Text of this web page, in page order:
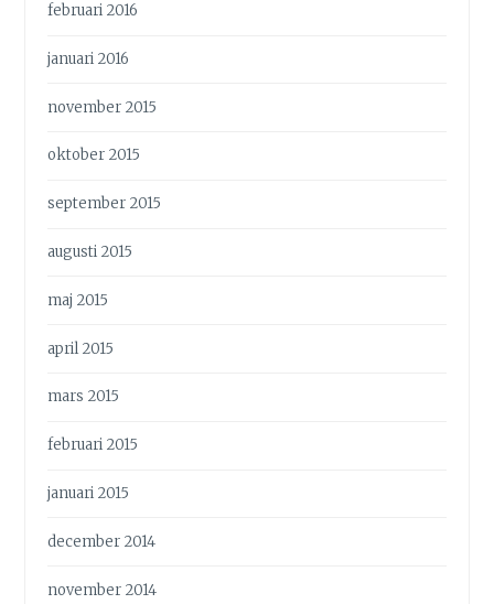
februari 2016
januari 2016
november 2015
oktober 2015
september 2015
augusti 2015
maj 2015
april 2015
mars 2015
februari 2015
januari 2015
december 2014
november 2014